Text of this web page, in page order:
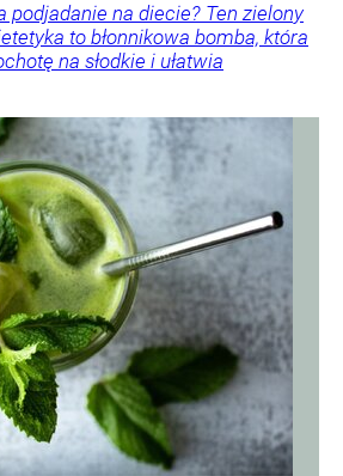
podjadanie na diecie? Ten zielony
to błonnikowa bomba, która
na słodkie i ułatwia